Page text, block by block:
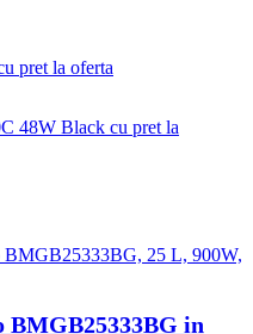
pret la oferta
48W Black cu pret la
BMGB25333BG in